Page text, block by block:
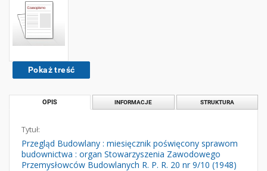
Pokaż treść
OPIS INFORMACJE STRUKTURA
Tytuł:
Przegląd Budowlany : miesięcznik poświęcony sprawom
budownictwa : organ Stowarzyszenia Zawodowego
Przemysłowców Budowlanych R. P. R. 20 nr 9/10 (1948)